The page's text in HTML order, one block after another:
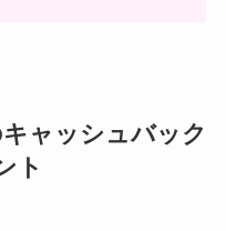
ャッシュバック
ト